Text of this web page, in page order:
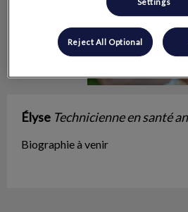
Élyse Technicienne en santé
Biographie à venir
Reject All Optional